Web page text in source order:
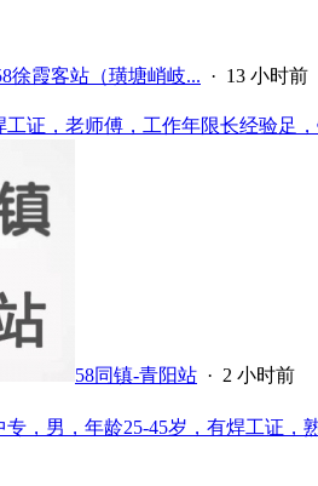
徐霞客站（璜塘峭岐... · 13 小时前
证，老师傅，工作年限长经验足
58同镇-青阳站 · 2 小时前
，男，年龄25-45岁，有焊工证，